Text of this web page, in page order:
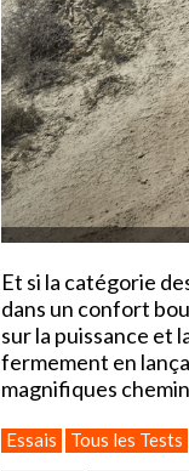
Et si la catégorie
dans un confort
sur la puissance et
fermement en
magnifiques
Essais Tous les Tests